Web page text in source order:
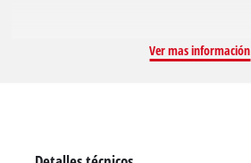
Ver mas información